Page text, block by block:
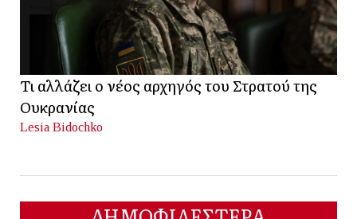
Τι αλλάζει ο νέος αρχηγός του Στρατού της
Ουκρανίας
Lesia Bidochko